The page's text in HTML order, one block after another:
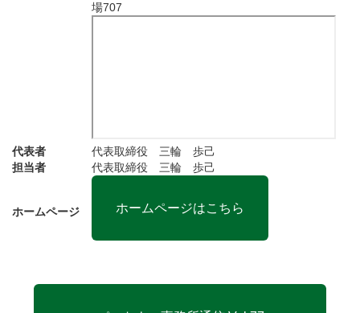
場707
代表者
代表取締役 三輪 歩己
担当者
代表取締役 三輪 歩己
ホームページ ホームページはこちら